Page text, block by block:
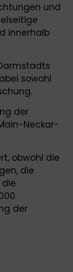
und
innerhalb
sowohl
der
Neckar-
obwohl die
die
der